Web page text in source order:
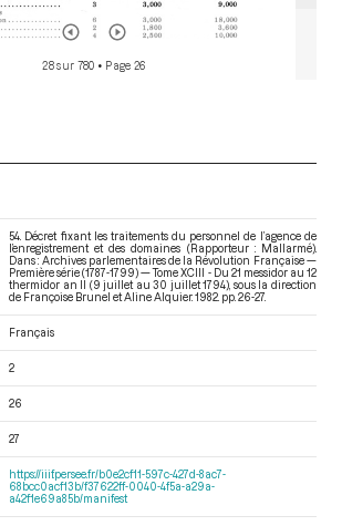
28 sur 780 • Page 26
54. Décret fixant les traitements du personnel de l’agence de
l’enregistrement et des domaines (Rapporteur : Mallarmé).
Dans : Archives parlementaires de la Révolution Française —
Première série (1787-1799) — Tome XCIII - Du 21 messidor au 12
thermidor an II (9 juillet au 30 juillet 1794) , sous la direction
de Françoise Brunel et Aline Alquier. 1982. pp. 26-27.
Français
2
26
27
https://iiif.persee.fr/b0e2cf11-597c-427d-8ac7-
68bcc0acf13b/f37622ff-0040-4f5a-a29a-
a42f1e69a85b/manifest